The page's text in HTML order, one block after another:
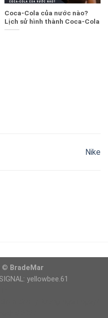
Coca-Cola của nước nào?
Lịch sử hình thành Coca-Cola
Nike
© BradeMar
yellowbee.61